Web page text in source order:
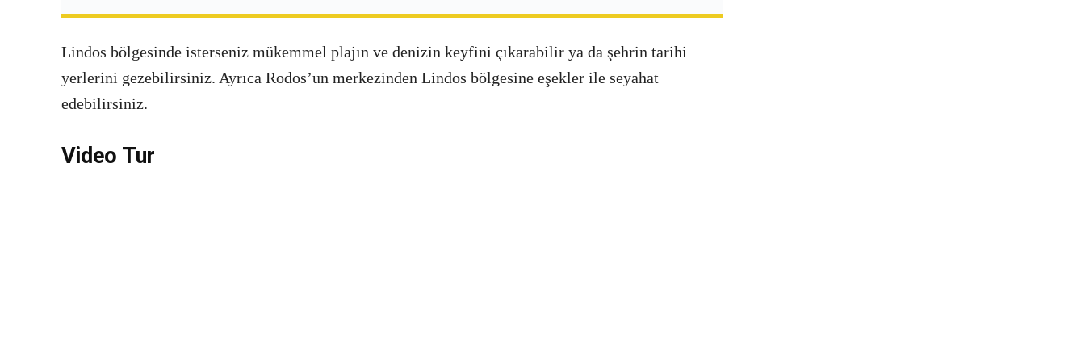
Lindos bölgesinde isterseniz mükemmel plajın ve denizin keyfini çıkarabilir ya da şehrin tarihi
yerlerini gezebilirsiniz. Ayrıca Rodos’un merkezinden Lindos bölgesine eşekler ile seyahat
edebilirsiniz.
Video Tur